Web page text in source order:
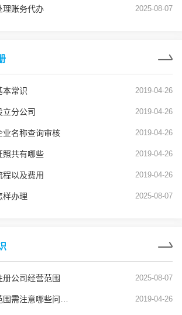
理账务代办 2025-08-07
本常识 2019-04-26
立分公司 2019-04-26
业名称查询审核 2019-04-26
照共有哪些 2019-04-26
程以及费用 2019-04-26
样办理 2025-08-07
公司经营范围 2025-08-07
廊坊公司变更经营范围需注意哪些问题？ 2019-04-26